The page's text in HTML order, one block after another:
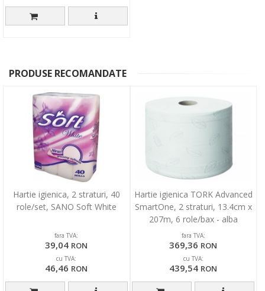
PRODUSE RECOMANDATE
Hartie igienica, 2 straturi, 40
role/set, SANO Soft White
fara TVA:
39,04 RON
cu TVA:
46,46 RON
Hartie igienica TORK Advanced
SmartOne, 2 straturi, 13.4cm x
207m, 6 role/bax - alba
fara TVA:
369,36 RON
cu TVA:
439,54 RON